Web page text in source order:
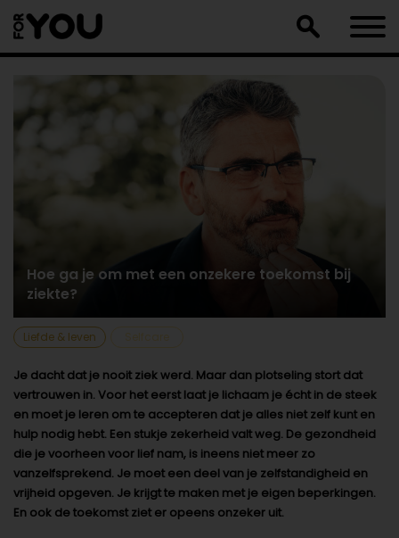
naar
artikel
Hoe ga je om met een onzekere toekomst bij
ziekte?
Liefde & leven
Je dacht dat je nooit ziek werd. Maar dan plotseling stort dat
vertrouwen in. Voor het eerst laat je lichaam je écht in de steek
en moet je leren om te accepteren dat je alles niet zelf kunt en
hulp nodig hebt. Een stukje zekerheid valt weg. De gezondheid
die je voorheen voor lief nam, is ineens niet meer zo
vanzelfsprekend. Je moet een deel van je zelfstandigheid en
vrijheid opgeven. Je krijgt te maken met je eigen beperkingen.
En ook de toekomst ziet er opeens onzeker uit.